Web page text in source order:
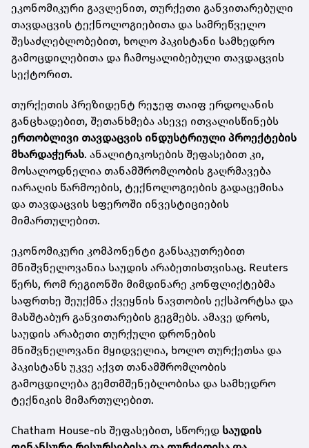
ეკონომიკური გავლენით, თურქეთი განვითარებული
თავდაცვის ტექნოლოგიებითა და სამრეწველო
შესაძლებლობებით, ხოლო პაკისტანი სამხედრო
გამოცდილებითა და ჩამოყალიბებული თავდაცვის
სექტორით.
თურქეთის პრეზიდენტ რეჯეფ თაიფ ერდოღანის
განცხადებით, შეთანხმება ასევე ითვალისწინებს
ერთობლივი თავდაცვის ინდუსტრიული პროექტების
მხარდაჭერას. ანალიტიკოსების შეფასებით კი,
მოსალოდნელია თანამშრომლობის გაღრმავება
იარაღის წარმოების, ტექნოლოგიების გადაცემისა
და თავდაცვის სფეროში ინვესტიციების
მიმართულებით.
ეკონომიკური კომპონენტი განსაკუთრებით
მნიშვნელოვანია საუდის არაბეთისთვისაც. Reuters
წერს, რომ რეგიონში მიმდინარე კონფლიქტებმა
საფრთხე შეუქმნა ქვეყნის ნავთობის ექსპორტსა და
მასშტაბურ განვითარების გეგმებს. ამავე დროს,
საუდის არაბეთი თურქული დრონების
მნიშვნელოვანი მყიდველია, ხოლო თურქეთსა და
პაკისტანს უკვე აქვთ თანამშრომლობის
გამოცდილება გემთმშენებლობისა და სამხედრო
ტექნიკის მიმართულებით.
Chatham House-ის შეფასებით, სწორედ საუდის